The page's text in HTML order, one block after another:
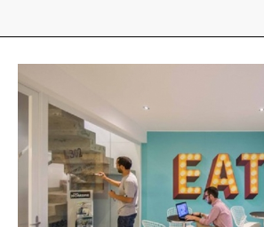
YADOKARI